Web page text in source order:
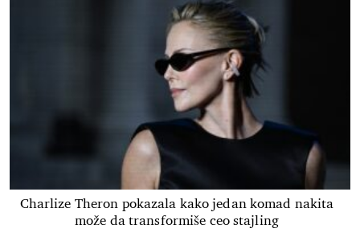
Charlize Theron pokazala kako jedan komad nakita
može da transformiše ceo stajling